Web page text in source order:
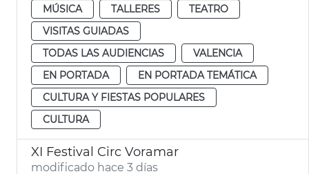
MÚSICA
TALLERES
TEATRO
VISITAS GUIADAS
TODAS LAS AUDIENCIAS
VALENCIA
EN PORTADA
EN PORTADA TEMÁTICA
CULTURA Y FIESTAS POPULARES
CULTURA
XI Festival Circ Voramar
modificado hace 3 días